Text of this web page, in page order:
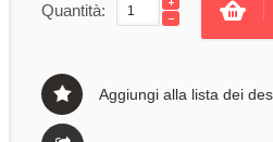
Quantità:
Aggiungi alla lista dei